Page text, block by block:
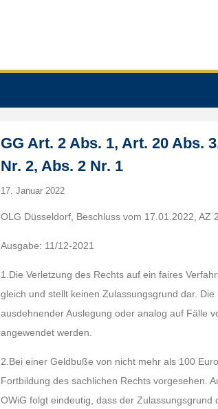
GG Art. 2 Abs. 1, Art. 20 Abs.
Nr. 2, Abs. 2 Nr. 1
17. Januar 2022
OLG Düsseldorf, Beschluss vom 17.01.2022, AZ
Ausgabe: 11/12-2021
1.Die Verletzung des Rechts auf ein faires
gleich und stellt keinen Zulassungsgrund dar.
ausdehnender Auslegung oder analog auf Fälle
angewendet werden.
2.Bei einer Geldbuße von nicht mehr als 100
Fortbildung des sachlichen Rechts vorgesehen.
OWiG folgt eindeutig, dass der